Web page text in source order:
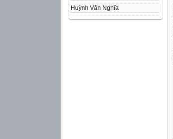
Huỳnh Văn Nghĩa